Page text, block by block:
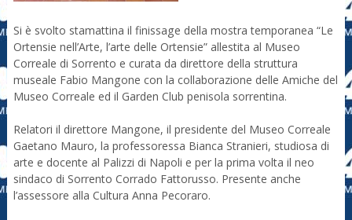
Si è svolto stamattina il finissage della mostra temporanea “Le
Ortensie nell’Arte, l’arte delle Ortensie” allestita al Museo
Correale di Sorrento e curata da direttore della struttura
museale Fabio Mangone con la collaborazione delle Amiche del
Museo Correale ed il Garden Club penisola sorrentina.
Relatori il direttore Mangone, il presidente del Museo Correale
Gaetano Mauro, la professoressa Bianca Stranieri, studiosa di
arte e docente al Palizzi di Napoli e per la prima volta il neo
sindaco di Sorrento Corrado Fattorusso. Presente anche
l’assessore alla Cultura Anna Pecoraro.